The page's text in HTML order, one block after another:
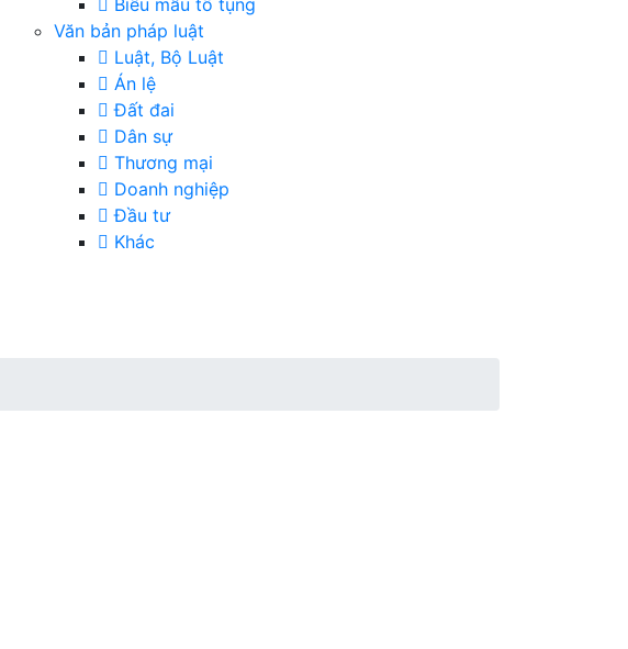
Biểu mẫu tố tụng
Văn bản pháp luật
Luật, Bộ Luật
Án lệ
Đất đai
Dân sự
Thương mại
Doanh nghiệp
Đầu tư
Khác